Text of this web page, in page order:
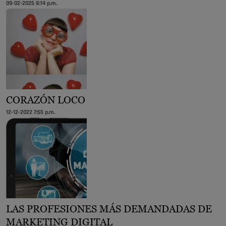
09-02-2025 8:14 p.m.
CORAZÓN LOCO
12-12-2022 7:55 p.m.
LAS PROFESIONES MÁS DEMANDADAS DE
MARKETING DIGITAL